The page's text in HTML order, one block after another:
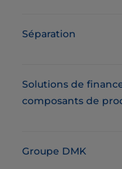
Séparation
Solutions de
composants de
Groupe DMK